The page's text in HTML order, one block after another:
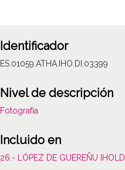
Identificador
ES.01059.ATHA.IHO.DI.03399
Nivel de descripción
Fotografía
Incluido en
26.- LÓPEZ DE GUEREÑU IHOLDI